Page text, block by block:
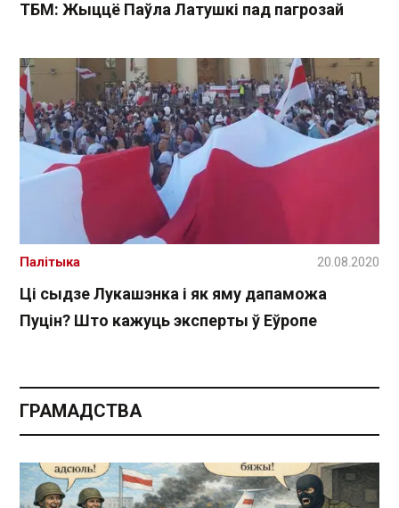
ТБМ: Жыццё Паўла Латушкі пад пагрозай
Ці сыдзе Лукашэнка і як яму дапаможа
Пуцін? Што кажуць эксперты ў Еўропе
Палітыка 20.08.2020
ГРАМАДСТВА